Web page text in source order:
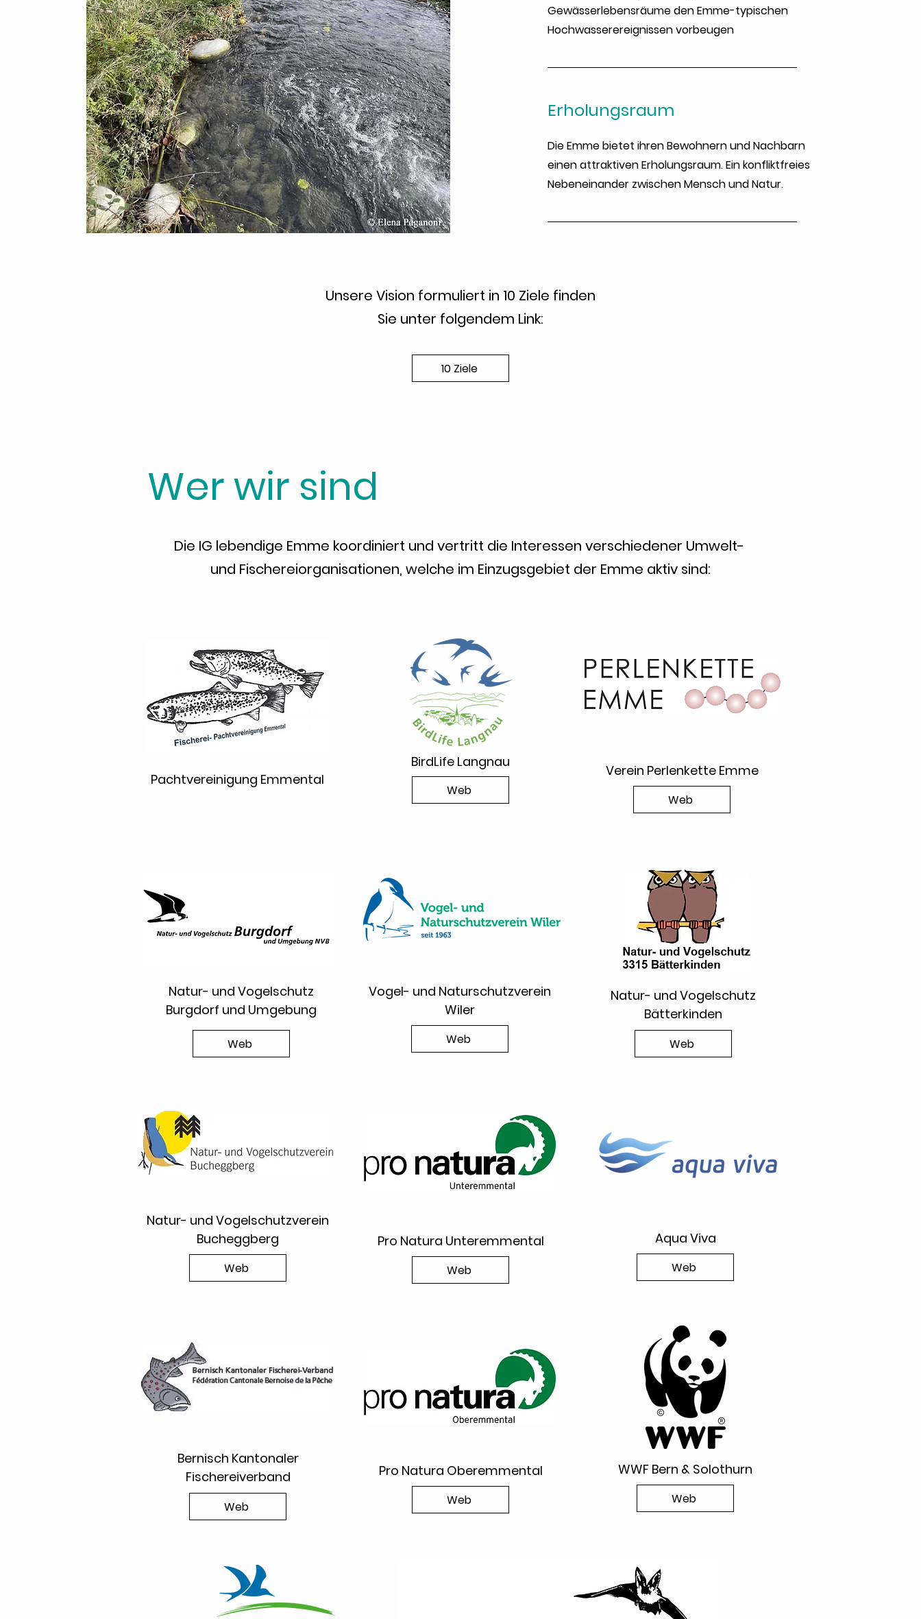
Gewässerlebensräume den Emme-typischen
Hochwasserereignissen vorbeugen
Erholungsraum
Die Emme bietet ihren Bewohnern und Nachbarn
einen attraktiven Erholungsraum. Ein konfliktfreies
Nebeneinander zwischen Mensch und Natur.
Unsere Vision formuliert in 10 Ziele finden
Sie unter folgendem Link:
10 Ziele
Wer wir sind
Die IG lebendige Emme koordiniert und vertritt die Interessen verschiedener Umwelt-
und Fischereiorganisationen, welche im Einzugsgebiet der Emme aktiv sind:
Pachtvereinigung Emmental
BirdLife Langnau
Web
Verein Perlenkette Emme
Web
Natur- und Vogelschutz
Burgdorf und Umgebung
Web
Vogel- und Naturschutzverein
Wiler
Web
Natur- und Vogelschutz
Bätterkinden
Web
Natur- und Vogelschutzverein
Bucheggberg
Web
Pro Natura Unteremmental
Web
Aqua Viva
Web
Bernisch Kantonaler
Fischereiverband
Web
Pro Natura Oberemmental
Web
WWF Bern & Solothurn
Web